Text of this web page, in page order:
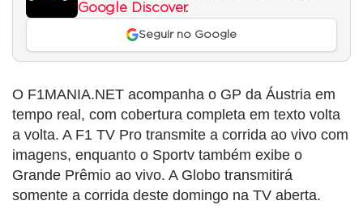
Google Discover.
Seguir no Google
O F1MANIA.NET acompanha o GP da Áustria em
tempo real, com cobertura completa em texto volta
a volta. A F1 TV Pro transmite a corrida ao vivo com
imagens, enquanto o Sportv também exibe o
Grande Prêmio ao vivo. A Globo transmitirá
somente a corrida deste domingo na TV aberta.